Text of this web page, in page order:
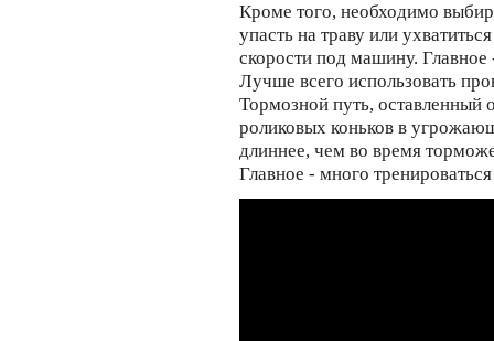
Кроме того, необходимо
упасть на траву или
скорости под машину. Главное
Лучше всего использовать
Тормозной путь, оставленный
роликовых коньков в
длиннее, чем во время
Главное - много